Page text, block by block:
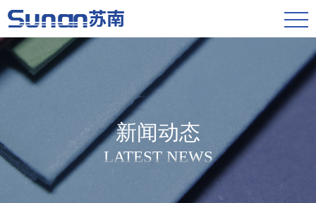
新闻动态
LATEST NEWS